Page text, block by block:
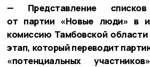
— Представление списков
от партии «Новые люди» в
комиссию Тамбовской
этап, который переводит
«потенциальных